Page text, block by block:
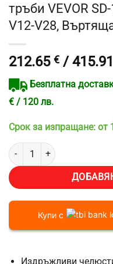
тръби VEVOR
V12-V28,
212.65 € /
Безплатна
€ / 120 лв.
Срок за изпращане: от
количество за
Купи с
Издръжливи